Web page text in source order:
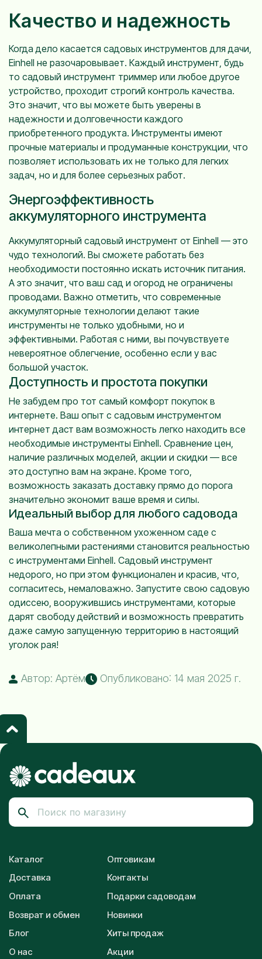
Качество и надежность
Когда дело касается садовых инструментов для дачи,
Einhell не разочаровывает. Каждый инструмент, будь
то садовый инструмент триммер или любое другое
устройство, проходит строгий контроль качества.
Это значит, что вы можете быть уверены в
надежности и долговечности каждого
приобретенного продукта. Инструменты имеют
прочные материалы и продуманные конструкции, что
позволяет использовать их не только для легких
задач, но и для более серьезных работ.
Энергоэффективность
аккумуляторного инструмента
Аккумуляторный садовый инструмент от Einhell — это
чудо технологий. Вы сможете работать без
необходимости постоянно искать источник питания.
А это значит, что ваш сад и огород не ограничены
проводами. Важно отметить, что современные
аккумуляторные технологии делают такие
инструменты не только удобными, но и
эффективными. Работая с ними, вы почувствуете
невероятное облегчение, особенно если у вас
большой участок.
Доступность и простота покупки
Не забудем про тот самый комфорт покупок в
интернете. Ваш опыт с садовым инструментом
интернет даст вам возможность легко находить все
необходимые инструменты Einhell. Сравнение цен,
наличие различных моделей, акции и скидки — все
это доступно вам на экране. Кроме того,
возможность заказать доставку прямо до порога
значительно экономит ваше время и силы.
Идеальный выбор для любого садовода
Ваша мечта о собственном ухоженном саде с
великолепными растениями становится реальностью
с инструментами Einhell. Садовый инструмент
недорого, но при этом функционален и красив, что,
согласитесь, немаловажно. Запустите свою садовую
одиссею, вооружившись инструментами, которые
дарят свободу действий и возможность превратить
даже самую запущенную территорию в настоящий
уголок рая!
Автор: Артём Опубликовано: 14 мая 2025 г.
Каталог
Доставка
Оплата
Возврат и обмен
Блог
О нас
Оптовикам
Контакты
Подарки садоводам
Новинки
Хиты продаж
Акции